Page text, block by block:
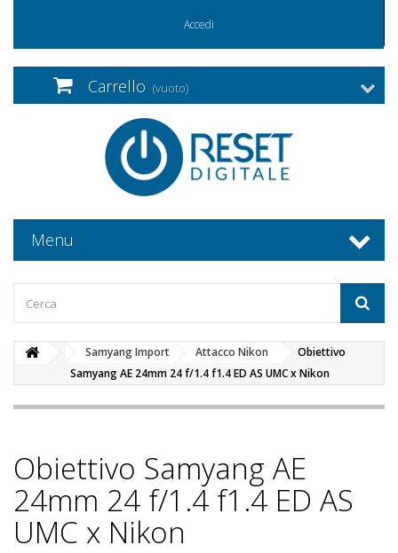
Accedi
Carrello (vuoto)
Menu
Samyang Import Attacco Nikon
Obiettivo
Samyang AE 24mm 24 f/1.4 f1.4 ED AS UMC x Nikon
Obiettivo Samyang AE
24mm 24 f/1.4 f1.4 ED AS
UMC x Nikon